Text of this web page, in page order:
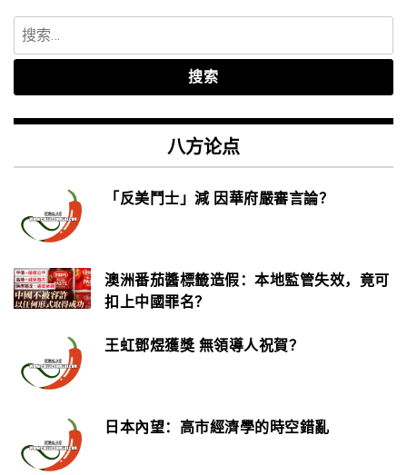
搜
索：
八方论点
「反美鬥士」減 因華府嚴審言論？
澳洲番茄醬標籤造假：本地監管失效，竟可
扣上中國罪名？
王虹鄧煜獲獎 無領導人祝賀？
日本內望：高市經濟學的時空錯亂